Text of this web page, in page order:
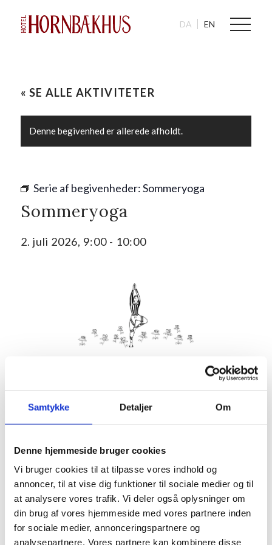
Samtykke Detaljer Om
Denne hjemmeside bruger cookies
Vi bruger cookies til at tilpasse vores indhold og
annoncer, til at vise dig funktioner til sociale medier og til
at analysere vores trafik. Vi deler også oplysninger om
din brug af vores hjemmeside med vores partnere inden
for sociale medier, annonceringspartnere og
analysepartnere. Vores partnere kan kombinere disse
DA EN
« SE ALLE AKTIVITETER
Denne begivenhed er allerede afholdt.
Serie af begivenheder:Sommeryoga
Sommeryoga
2. juli 2026, 9:00- 10:00
Kom med morgenhår og tag din nabo eller bedste ven under
Husk din yogamåtte.
Hvis det er dårligt vejr, er vi indendørs på Villa Strand eller
Hornbækhus.
Info
Tilmelding